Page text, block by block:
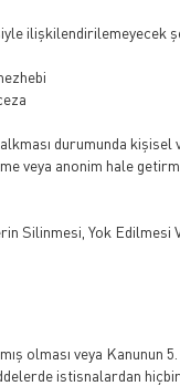
ilişkilendirilemeyecek
durumunda
veya anonim hale
Silinmesi, Yok Edilmesi
olması veya Kanunun
istisnalardan